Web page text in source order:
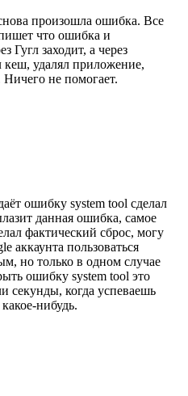
произошла ошибка. Все
что ошибка и
Гугл заходит, а через
удалял приложение,
Ничего не помогает.
ошибку system tool сделал
данная ошибка, самое
фактический сброс, могу
аккаунта пользоваться
но только в одном случае
ошибку system tool это
секунды, когда успеваешь
нибудь.